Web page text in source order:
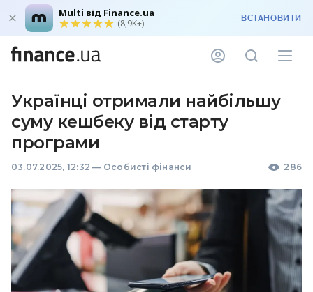
Multi від Finance.ua
(8,9K+) ВСТАНОВИТИ
Українці отримали найбільшу
суму кешбеку від старту
програми
03.07.2025, 12:32 — Особисті фінанси 286